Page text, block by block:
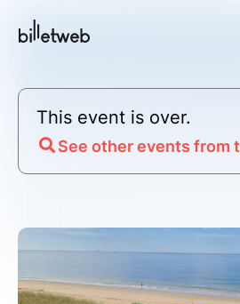
This event is over.
See other events from